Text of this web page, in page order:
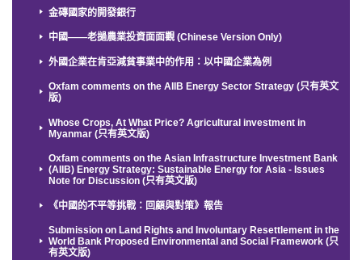
金磚國家的開發銀行
中國——老撾農業投資面面觀 (Chinese Version Only)
外國企業在肯亞減貧事業中的作用：以中國企業為例
Oxfam comments on the AIIB Energy Sector Strategy (只有英文
版)
Whose Crops, At What Price? Agricultural investment in
Myanmar (只有英文版)
Oxfam comments on the Asian Infrastructure Investment Bank
(AIIB) Energy Strategy: Sustainable Energy for Asia - Issues
Note for Discussion (只有英文版)
《中國的不平等挑戰：回顧與對策》報告
Submission on Land Rights and Involuntary Resettlement in the
World Bank Proposed Environmental and Social Framework (只
有英文版)